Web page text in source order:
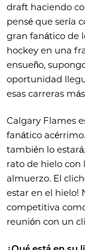
draft haciendo
pensé que sería
gran fanático de
hockey en una
ensueño,
oportunidad
esas carreras
Calgary Flames
fanático
también lo
rato de hielo con
almuerzo. El
estar en el hielo!
competitiva
reunión con un